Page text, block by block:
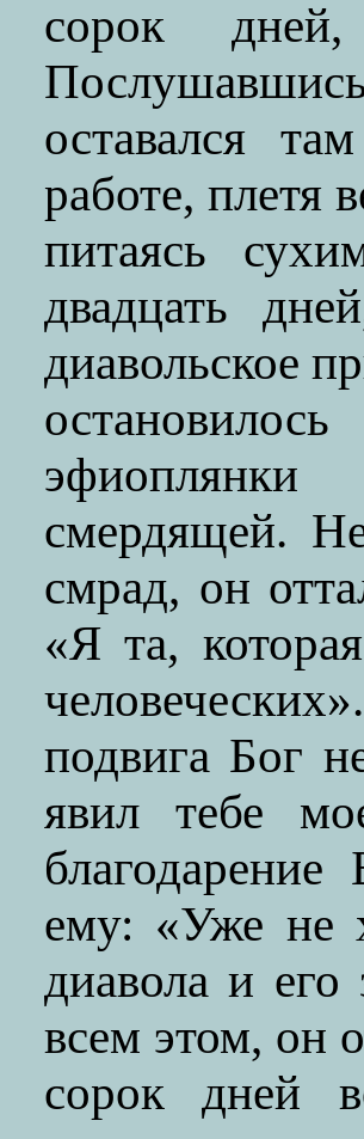
сорок
оставался
работе, плетя
питаясь
двадцать
диавольское
смердящей.
смрад, он
«Я та,
подвига Бог
явил тебе
ему: «Уже не
диавола и
всем этом, он
сорок дней